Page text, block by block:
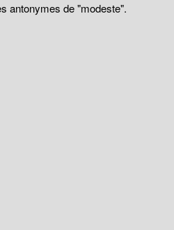
antonymes de "modeste".